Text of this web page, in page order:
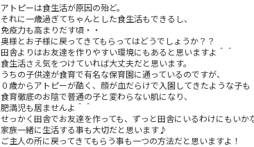
アトピーは食生活が原因の殆ど。
それに一歳過ぎてちゃんとした食生活もできるし、
免疫力も高まりだす頃・・
奥様とお子様に戻ってきてもらってはどうでしょうか？？
田舎よりはお友達を作りやすい環境にもあると思いますよ＾＾
食生活さえ気をつけていれば大丈夫だと思います。
うちの子供達が食育で有名な保育園に通っているのですが、
０歳からアトピーが酷く、顔が血だらけで入園してきたような子も
食育徹底のお陰で普通の子と変わらない肌になり、
肥満児も居ませんよ＾＾
せっかく田舎でお友達を作っても、ずっと田舎にいるわけにもいか
家族一緒に生活する事も大切だと思います♪
ご主人の所に戻ってきてもらう事も一つの方法だと思いますよ！